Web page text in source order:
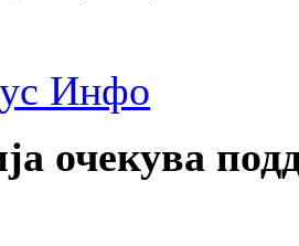
Инфо
очекува